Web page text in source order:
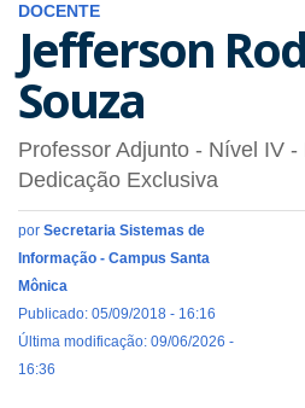
DOCENTE
Jefferson
Souza
Professor Adjunto - Nível IV -
Dedicação Exclusiva
por Secretaria Sistemas de
Informação - Campus Santa
Mônica
Publicado: 05/09/2018 - 16:16
Última modificação: 09/06/2026 -
16:36